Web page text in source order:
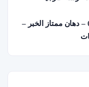
معلم دهانات الدمام 0559002951 – دهان ممتاز الخبر –